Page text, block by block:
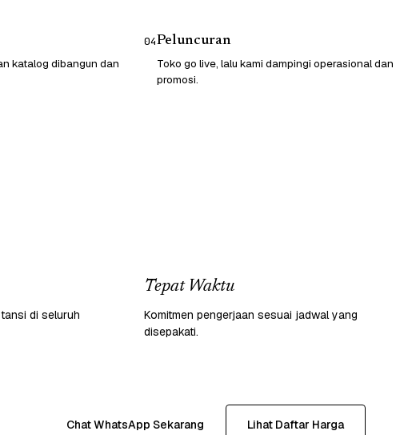
katalog dibangun dan
04Peluncuran
Toko go live, lalu kami dampingi operasional dan
promosi.
di seluruh
Tepat Waktu
Komitmen pengerjaan sesuai jadwal yang
disepakati.
Chat WhatsApp Sekarang Lihat Daftar Harga